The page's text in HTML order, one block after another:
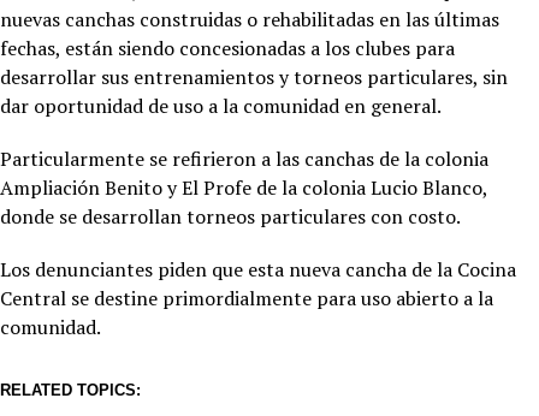
nuevas canchas construidas o rehabilitadas en las últimas
fechas, están siendo concesionadas a los clubes para
desarrollar sus entrenamientos y torneos particulares, sin
dar oportunidad de uso a la comunidad en general.
Particularmente se refirieron a las canchas de la colonia
Ampliación Benito y El Profe de la colonia Lucio Blanco,
donde se desarrollan torneos particulares con costo.
Los denunciantes piden que esta nueva cancha de la Cocina
Central se destine primordialmente para uso abierto a la
comunidad.
RELATED TOPICS: